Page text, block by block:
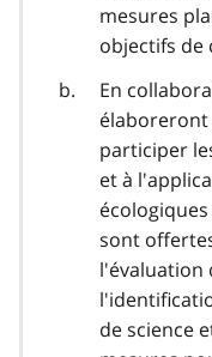
mesures
objectifs de
En
élaboreront
participer
et à
sont
l'évaluation
de science